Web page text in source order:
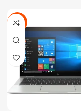
-20%